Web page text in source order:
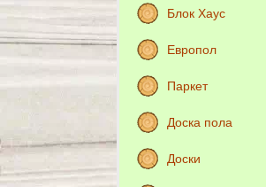
Блок Хаус
Европол
Паркет
Доска пола
Доски